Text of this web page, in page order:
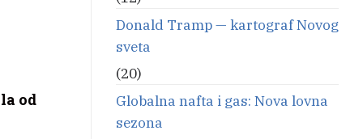
od
Donald Tramp — kartograf Novog
sveta
(20)
Globalna nafta i gas: Nova lovna
sezona